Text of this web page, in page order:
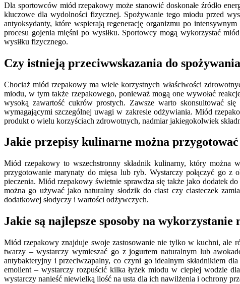
Dla sportowców miód rzepakowy może stanowić doskonałe źródło
kluczowe dla wydolności fizycznej. Spożywanie tego miodu przed
antyoksydanty, które wspierają regenerację organizmu po
procesu gojenia mięśni po wysiłku. Sportowcy mogą wykorzystać
wysiłku fizycznego.
Czy istnieją przeciwwskazania do
Chociaż miód rzepakowy ma wiele korzystnych właściwości
miodu, w tym także rzepakowego, ponieważ mogą one wywołać
wysoką zawartość cukrów prostych. Zawsze warto skonsultować
wymagającymi szczególnej uwagi w zakresie odżywiania. Miód
produkt o wielu korzyściach zdrowotnych, nadmiar jakiegokolwiek
Jakie przepisy kulinarne można
Miód rzepakowy to wszechstronny składnik kulinarny, który można
przygotowanie marynaty do mięsa lub ryb. Wystarczy połączyć go
pieczenia. Miód rzepakowy świetnie sprawdza się także jako dodatek
można go używać jako naturalny słodzik do ciast czy ciasteczek
dodatkowej słodyczy i wartości odżywczych.
Jakie są najlepsze sposoby na
Miód rzepakowy znajduje swoje zastosowanie nie tylko w kuchni, ale
twarzy – wystarczy wymieszać go z jogurtem naturalnym lub
antybakteryjny i przeciwzapalny, co czyni go idealnym składnikiem
emolient – wystarczy rozpuścić kilka łyżek miodu w ciepłej wodzie
wystarczy nanieść niewielką ilość na usta dla ich nawilżenia i ochrony